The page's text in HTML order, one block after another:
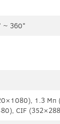
~ 360°
1.3 Мп
CIF